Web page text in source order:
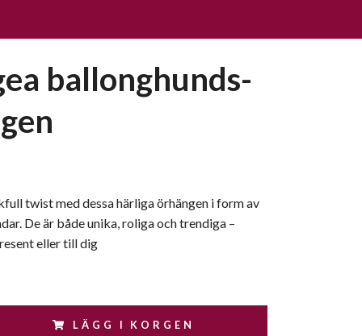
ballonghunds-
twist med dessa härliga örhängen i form av
De är både unika, roliga och trendiga –
eller till dig
LÄGG I KORGEN